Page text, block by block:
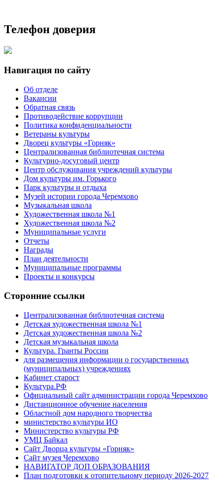
Телефон доверия
Навигация по сайту
Об отделе
Вакансии
Обратная связь
Противодействие коррупции
Политика конфиденциальности
Ветераны культуры
Дворец культуры «Горняк»
Централизованная библиотечная система
Культурно-досуговый центр
Центр обслуживания учреждений культуры
Дом культуры им. Горького
Парк культуры и отдыха
Музей истории города Черемхово
Музыкальная школа
Художественная школа №1
Художественная школа №2
Муниципальные услуги
Отчеты
Награды
План деятельности
Муниципальные программы
Проекты и конкурсы
Сторонние ссылки
Централизованная библиотечная система
Детская художественная школа №1
Детская художественная школа №2
Детская музыкальная школа
Культура. Гранты России
для размещения информации о государственных
(муниципальных) учреждениях
Кабинет старост
Культура.РФ
Официальный сайт администрации города Черемхово
Дистанционное обучение населения
Областной дом народного творчества
министерство культуры ИО
Министерство культуры РФ
УМЦ Байкал
Сайт Дворца культуры «Горняк»
Сайт музея Черемхово
НАВИГАТОР ДОП ОБРАЗОВАНИЯ
План подготовки к отопительному периоду 2026-2027